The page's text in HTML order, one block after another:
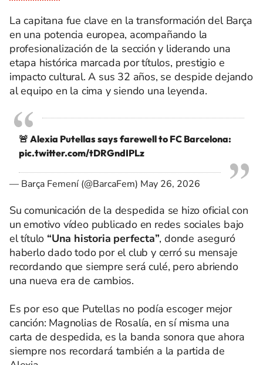
La capitana fue clave en la transformación del Barça
en una potencia europea, acompañando la
profesionalización de la sección y liderando una
etapa histórica marcada por títulos, prestigio e
impacto cultural. A sus 32 años, se despide dejando
al equipo en la cima y siendo una leyenda.
🚨 Alexia Putellas says farewell to FC Barcelona:
pic.twitter.com/tDRGndIPLz
— Barça Femení (@BarcaFem) May 26, 2026
Su comunicación de la despedida se hizo oficial con
un emotivo vídeo publicado en redes sociales bajo
el título “Una historia perfecta”, donde aseguró
haberlo dado todo por el club y cerró su mensaje
recordando que siempre será culé, pero abriendo
una nueva era de cambios.
Es por eso que Putellas no podía escoger mejor
canción: Magnolias de Rosalía, en sí misma una
carta de despedida, es la banda sonora que ahora
siempre nos recordará también a la partida de